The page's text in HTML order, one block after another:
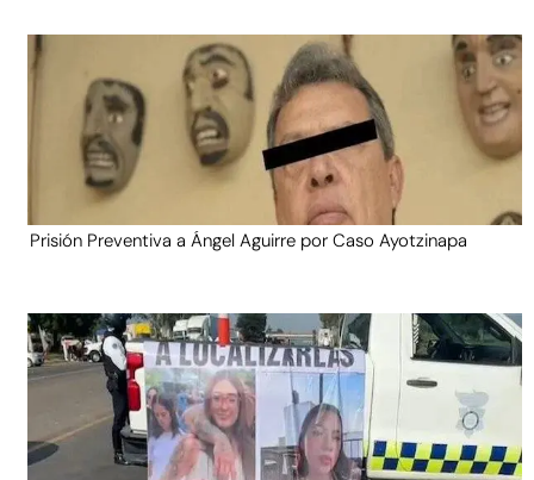
Prisión Preventiva a Ángel Aguirre por Caso Ayotzinapa